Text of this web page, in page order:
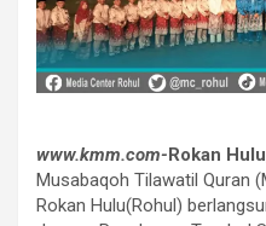
www.kmm.com- Rokan
Musabaqoh Tilawatil Quran
Rokan Hulu(Rohul)